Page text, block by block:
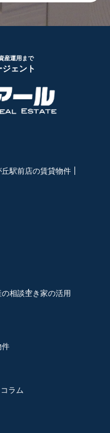
産運用まで
ェント
駅前店の賃貸物件
相談空き家の活用
件
ラム